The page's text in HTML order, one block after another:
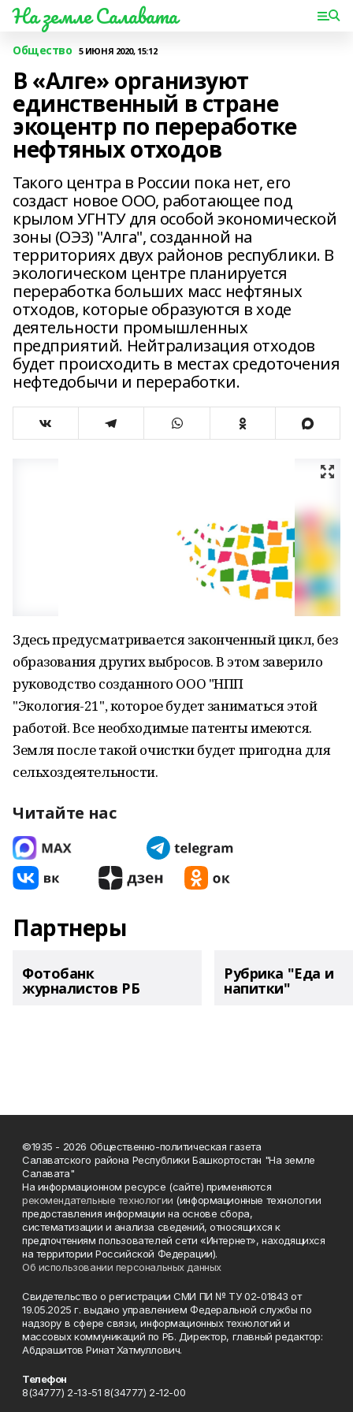
На земле Салавата
Общество 5 ИЮНЯ 2020, 15:12
В «Алге» организуют
единственный в стране
экоцентр по переработке
нефтяных отходов
Такого центра в России пока нет, его
создаст новое ООО, работающее под
крылом УГНТУ для особой экономической
зоны (ОЭЗ) "Алга", созданной на
территориях двух районов республики. В
экологическом центре планируется
переработка больших масс нефтяных
отходов, которые образуются в ходе
деятельности промышленных
предприятий. Нейтрализация отходов
будет происходить в местах средоточения
нефтедобычи и переработки.
Здесь предусматривается законченный цикл, без
образования других выбросов. В этом заверило
руководство созданного ООО "НПП
"Экология-21", которое будет заниматься этой
работой. Все необходимые патенты имеются.
Земля после такой очистки будет пригодна для
сельхоздеятельности.
Читайте нас
Партнеры
Фотобанк
журналистов РБ
Рубрика "Еда и
напитки"
©1935 - 2026 Общественно-политическая газета
Салаватского района Республики Башкортостан "На земле
Салавата"
На информационном ресурсе (сайте) применяются
рекомендательные технологии (информационные технологии
предоставления информации на основе сбора,
систематизации и анализа сведений, относящихся к
предпочтениям пользователей сети «Интернет», находящихся
на территории Российской Федерации).
Об использовании персональных данных
Свидетельство о регистрации СМИ ПИ № ТУ 02-01843 от
19.05.2025 г. выдано управлением Федеральной службы по
надзору в сфере связи, информационных технологий и
массовых коммуникаций по РБ. Директор, главный редактор:
Абдрашитов Ринат Хатмуллович.
Телефон
8(34777) 2-13-51 8(34777) 2-12-00